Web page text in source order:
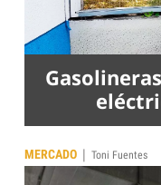
MERCADO | Toni Fuentes